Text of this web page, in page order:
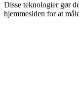
Disse teknologier gør
hjemmesiden for at